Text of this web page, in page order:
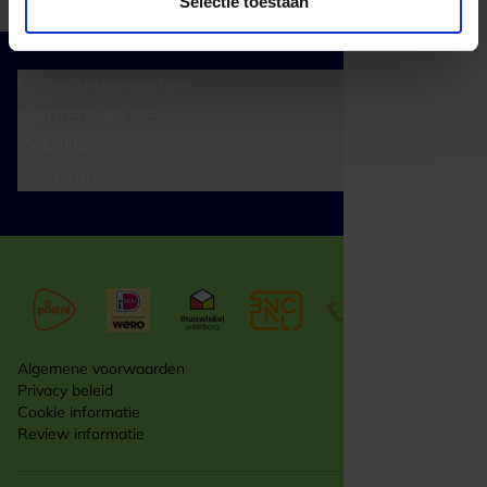
Algemene voorwaarden
Privacy beleid
Cookie informatie
Review informatie